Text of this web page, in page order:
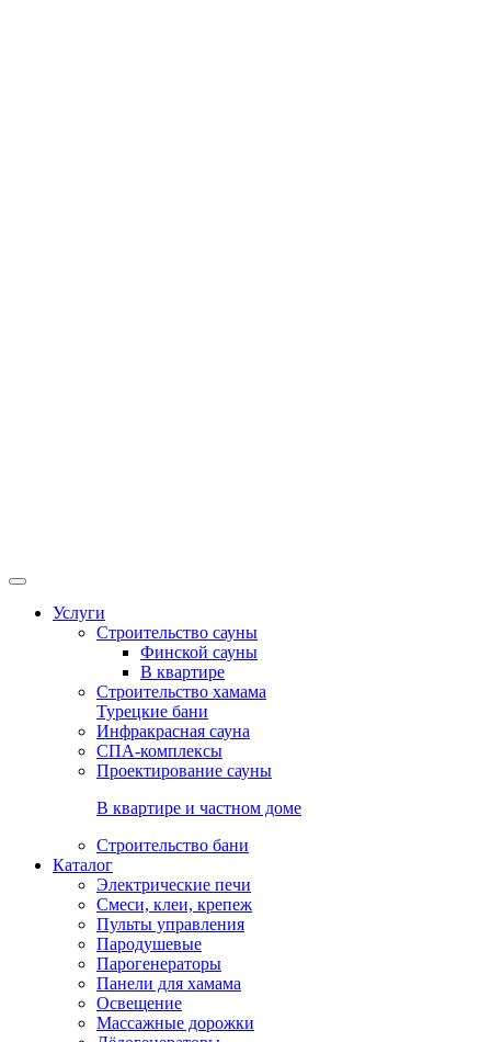
Услуги
Строительство сауны
Финской сауны
В квартире
Строительство хамама
Турецкие бани
Инфракрасная сауна
СПА-комплексы
Проектирование сауны
В квартире и частном доме
Строительство бани
Каталог
Электрические печи
Смеси, клеи, крепеж
Пульты управления
Пародушевые
Парогенераторы
Панели для хамама
Освещение
Массажные дорожки